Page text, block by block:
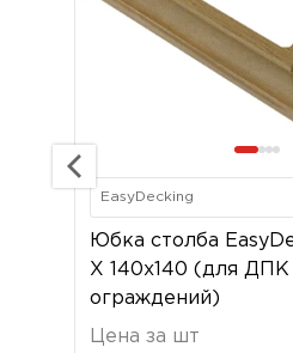
EasyDecking
Юбка столба
X 140х140 (для ДПК
ограждений)
Цена за шт